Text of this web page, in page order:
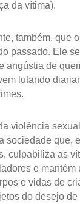
da vítima).
também, que
passado. Ele
angústia de
lutando
violência
sociedade que,
culpabiliza as
e mantém
e vidas de
do desejo de